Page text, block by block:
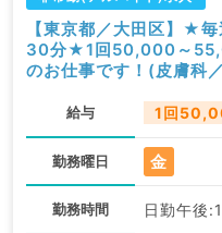
【東京都／大田区】★
30分★1回50,000～
のお仕事です！(皮膚科
給与 1回
勤務曜日 金
勤務時間 日勤午後